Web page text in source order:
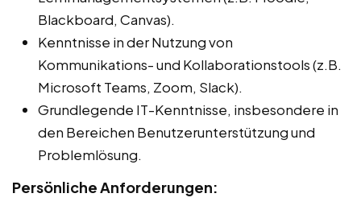
Blackboard, Canvas).
Kenntnisse in der Nutzung von
Kommunikations- und Kollaborationstools (z.B.
Microsoft Teams, Zoom, Slack).
Grundlegende IT-Kenntnisse, insbesondere in
den Bereichen Benutzerunterstützung und
Problemlösung.
Persönliche Anforderungen: